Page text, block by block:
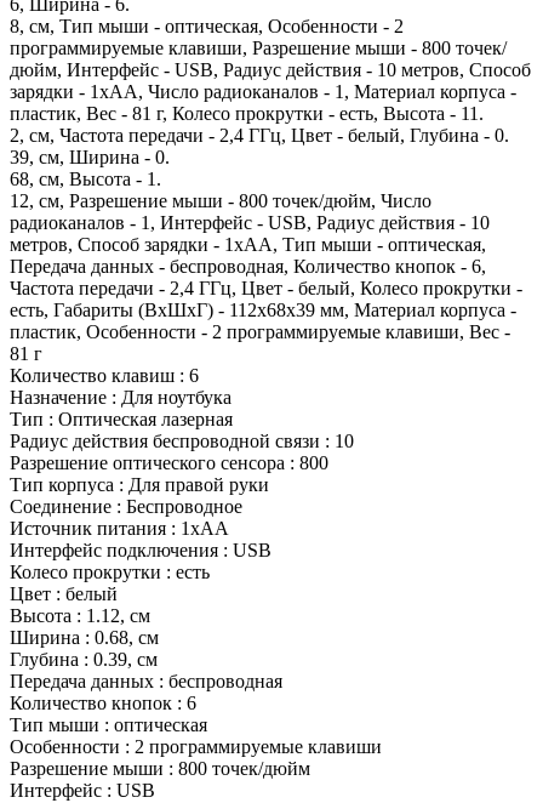
8, см, Тип мыши - оптическая, Особенности - 2
программируемые клавиши, Разрешение мыши - 800 точек/
дюйм, Интерфейс - USB, Радиус действия - 10 метров, Способ
зарядки - 1xAA, Число радиоканалов - 1, Материал корпуса -
пластик, Вес - 81 г, Колесо прокрутки - есть, Высота - 11.
2, см, Частота передачи - 2,4 ГГц, Цвет - белый, Глубина - 0.
39, см, Ширина - 0.
68, см, Высота - 1.
12, см, Разрешение мыши - 800 точек/дюйм, Число
радиоканалов - 1, Интерфейс - USB, Радиус действия - 10
метров, Способ зарядки - 1xAA, Тип мыши - оптическая,
Передача данных - беспроводная, Количество кнопок - 6,
Частота передачи - 2,4 ГГц, Цвет - белый, Колесо прокрутки -
есть, Габариты (ВхШхГ) - 112х68х39 мм, Материал корпуса -
пластик, Особенности - 2 программируемые клавиши, Вес -
81 г
Количество клавиш : 6
Назначение : Для ноутбука
Тип : Оптическая лазерная
Радиус действия беспроводной связи : 10
Разрешение оптического сенсора : 800
Тип корпуса : Для правой руки
Соединение : Беспроводное
Источник питания : 1хАА
Интерфейс подключения : USB
Колесо прокрутки : есть
Цвет : белый
Высота : 1.12, см
Ширина : 0.68, см
Глубина : 0.39, см
Передача данных : беспроводная
Количество кнопок : 6
Тип мыши : оптическая
Особенности : 2 программируемые клавиши
Разрешение мыши : 800 точек/дюйм
Интерфейс : USB